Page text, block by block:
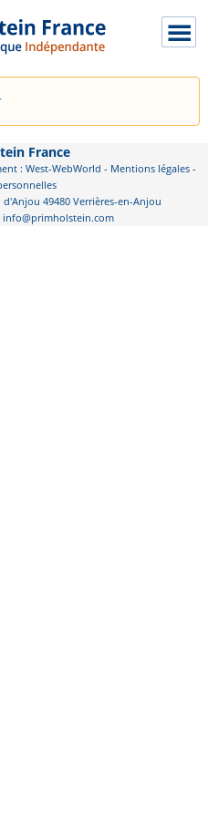
France
: West-WebWorld - Mentions légales-
49480 Verrières-en-Anjou
info@primholstein.com